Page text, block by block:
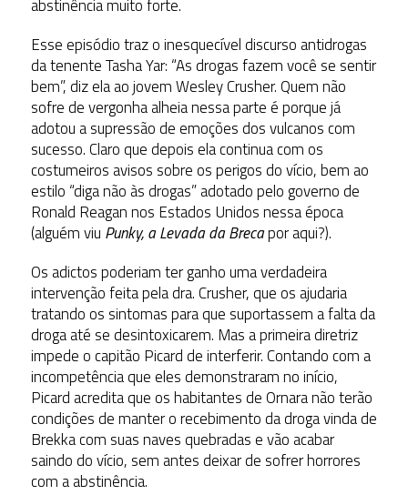
abstinência muito forte.
Esse episódio traz o inesquecível discurso antidrogas
da tenente Tasha Yar: “As drogas fazem você se sentir
bem”, diz ela ao jovem Wesley Crusher. Quem não
sofre de vergonha alheia nessa parte é porque já
adotou a supressão de emoções dos vulcanos com
sucesso. Claro que depois ela continua com os
costumeiros avisos sobre os perigos do vício, bem ao
estilo “diga não às drogas” adotado pelo governo de
Ronald Reagan nos Estados Unidos nessa época
(alguém viu Punky, a Levada da Brecapor aqui?).
Os adictos poderiam ter ganho uma verdadeira
intervenção feita pela dra. Crusher, que os ajudaria
tratando os sintomas para que suportassem a falta da
droga até se desintoxicarem. Mas a primeira diretriz
impede o capitão Picard de interferir. Contando com a
incompetência que eles demonstraram no início,
Picard acredita que os habitantes de Ornara não terão
condições de manter o recebimento da droga vinda de
Brekka com suas naves quebradas e vão acabar
saindo do vício, sem antes deixar de sofrer horrores
com a abstinência.